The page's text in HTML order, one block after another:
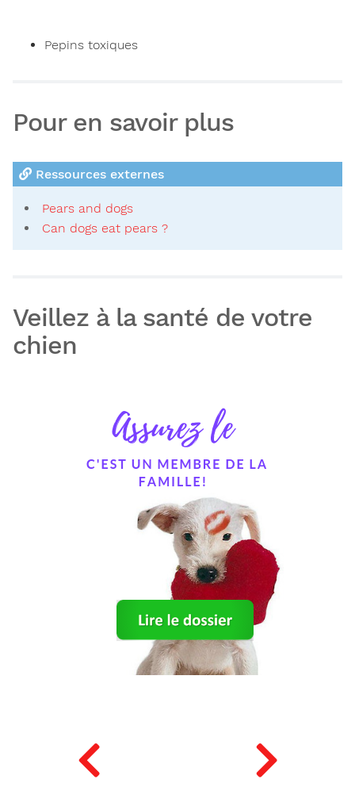
Pepins toxiques
Pour en savoir plus
Ressources externes
Pears and dogs
Can dogs eat pears ?
Veillez à la santé de votre
chien